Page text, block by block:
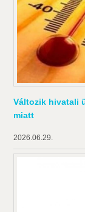
Változik hivatali
miatt
2026.06.29.